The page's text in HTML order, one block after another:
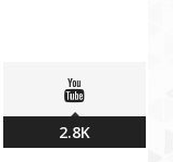
2.8K